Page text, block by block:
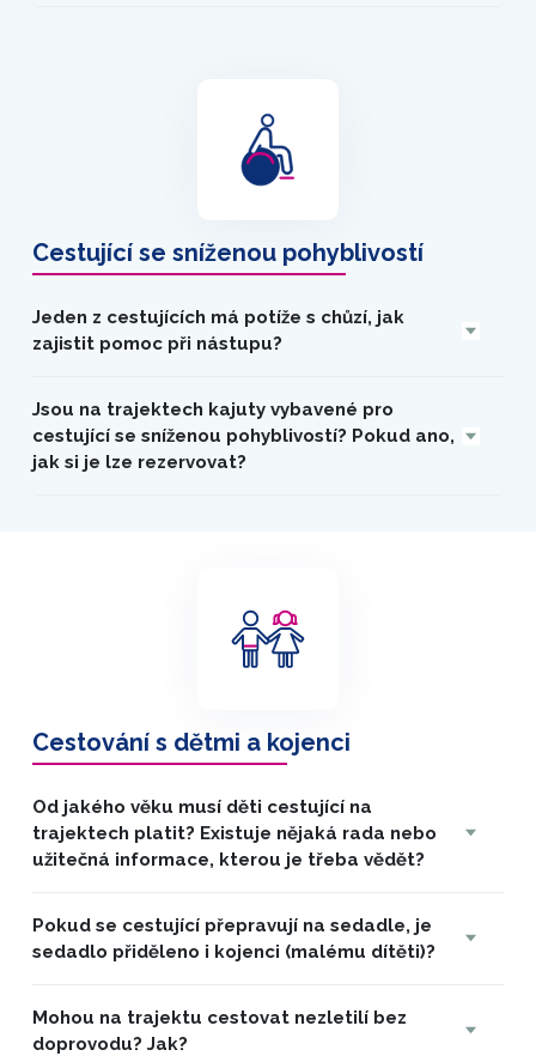
Cestující se sníženou pohyblivostí
Jeden z cestujících má potíže s chůzí, jak
zajistit pomoc při nástupu?
Jsou na trajektech kajuty vybavené pro
cestující se sníženou pohyblivostí? Pokud ano,
jak si je lze rezervovat?
Cestování s dětmi a kojenci
Od jakého věku musí děti cestující na
trajektech platit? Existuje nějaká rada nebo
užitečná informace, kterou je třeba vědět?
Pokud se cestující přepravují na sedadle, je
sedadlo přiděleno i kojenci (malému dítěti)?
Mohou na trajektu cestovat nezletilí bez
doprovodu? Jak?